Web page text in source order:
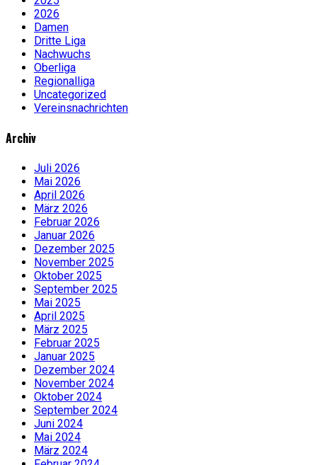
2026
Damen
Dritte Liga
Nachwuchs
Oberliga
Regionalliga
Uncategorized
Vereinsnachrichten
Archiv
Juli 2026
Mai 2026
April 2026
März 2026
Februar 2026
Januar 2026
Dezember 2025
November 2025
Oktober 2025
September 2025
Mai 2025
April 2025
März 2025
Februar 2025
Januar 2025
Dezember 2024
November 2024
Oktober 2024
September 2024
Juni 2024
Mai 2024
März 2024